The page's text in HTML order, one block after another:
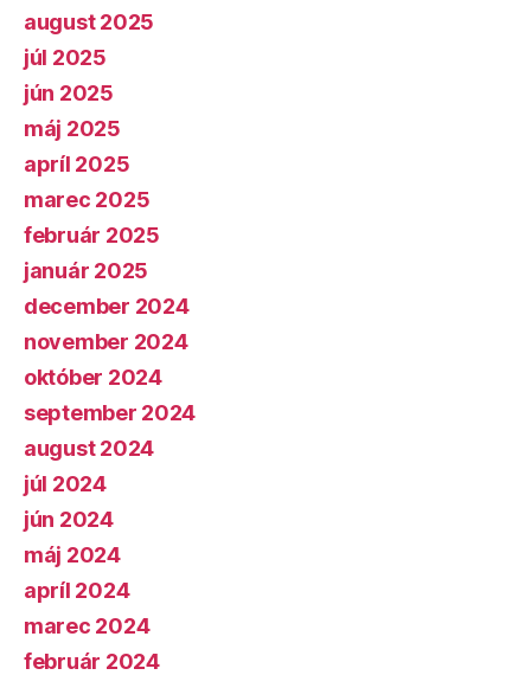
august 2025
júl 2025
jún 2025
máj 2025
apríl 2025
marec 2025
február 2025
január 2025
december 2024
november 2024
október 2024
september 2024
august 2024
júl 2024
jún 2024
máj 2024
apríl 2024
marec 2024
február 2024